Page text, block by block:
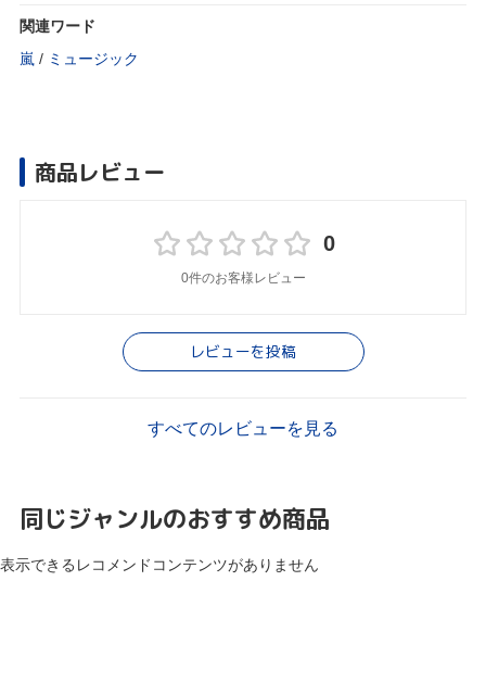
関連ワード
嵐 / ミュージック
商品レビュー
0
0件のお客様レビュー
レビューを投稿
すべてのレビューを見る
同じジャンルのおすすめ商品
表示できるレコメンドコンテンツがありません